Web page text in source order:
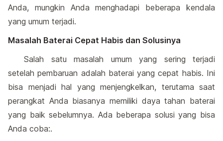
Anda, mungkin Anda menghadapi beberapa kendala
yang umum terjadi.
Masalah Baterai Cepat Habis dan Solusinya
Salah satu masalah umum yang sering terjadi
setelah pembaruan adalah baterai yang cepat habis. Ini
bisa menjadi hal yang menjengkelkan, terutama saat
perangkat Anda biasanya memiliki daya tahan baterai
yang baik sebelumnya. Ada beberapa solusi yang bisa
Anda coba:.